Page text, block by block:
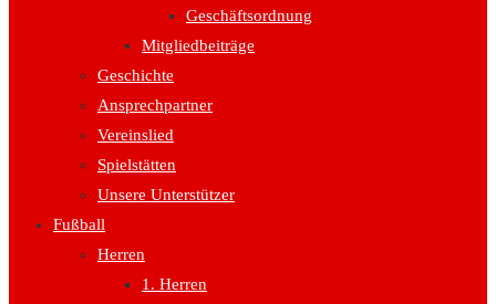
Geschäftsordnung
Mitgliedbeiträge
Geschichte
Ansprechpartner
Vereinslied
Spielstätten
Unsere Unterstützer
Fußball
Herren
1. Herren